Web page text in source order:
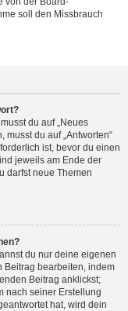
soll den Missbrauch
du auf „Neues
musst du auf „Antworten“
ist, bevor du einen
jeweils am Ende der
darfst neue Themen
du nur deine eigenen
Beitrag bearbeiten, indem
Beitrag anklickst;
nach seiner Erstellung
hat, wird dein